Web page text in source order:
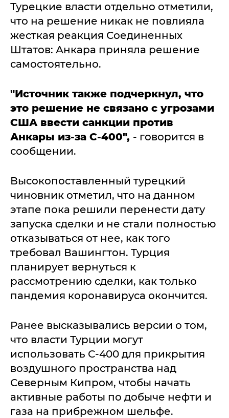
Турецкие власти отдельно отметили,
что на решение никак не повлияла
жесткая реакция Соединенных
Штатов: Анкара приняла решение
самостоятельно.
"Источник также подчеркнул, что
это решение не связано с угрозами
США ввести санкции против
Анкары из-за С-400", - говорится в
сообщении.
Высокопоставленный турецкий
чиновник отметил, что на данном
этапе пока решили перенести дату
запуска сделки и не стали полностью
отказываться от нее, как того
требовал Вашингтон. Турция
планирует вернуться к
рассмотрению сделки, как только
пандемия коронавируса окончится.
Ранее высказывались версии о том,
что власти Турции могут
использовать С-400 для прикрытия
воздушного пространства над
Северным Кипром, чтобы начать
активные работы по добыче нефти и
газа на прибрежном шельфе.